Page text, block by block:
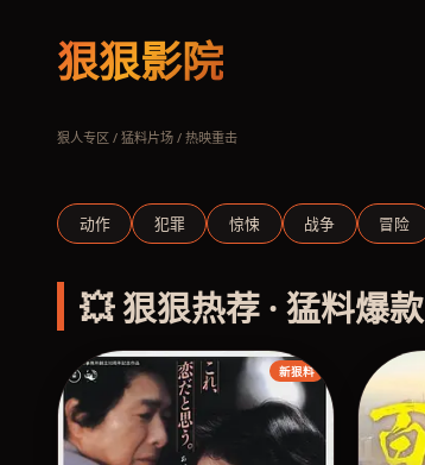
狠狠影院
狠人专区 / 猛料片场 / 热映重击
周处除三害
动作 犯罪 惊悚 战争 冒险
💥 狠狠热荐 · 猛料爆款
新狠料